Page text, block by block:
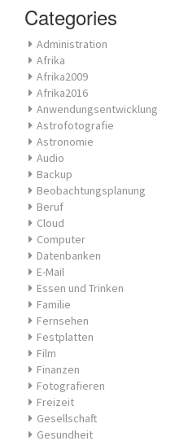
Categories
Administration
Afrika
Afrika2009
Afrika2016
Anwendungsentwicklung
Astrofotografie
Astronomie
Audio
Backup
Beobachtungsplanung
Beruf
Cloud
Computer
Datenbanken
E-Mail
Essen und Trinken
Familie
Fernsehen
Festplatten
Film
Finanzen
Fotografieren
Freizeit
Gesellschaft
Gesundheit